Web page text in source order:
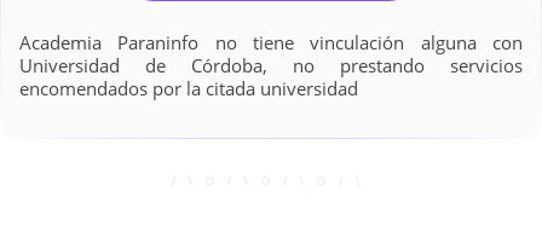
Academia Paraninfo no tiene vinculación alguna con
Universidad de Córdoba, no prestando servicios
encomendados por la citada universidad